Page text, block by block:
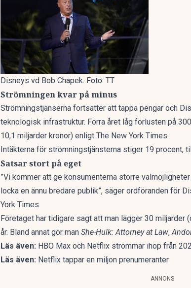
Disneys vd Bob Chapek. Foto: TT
Strömningen kvar på minus
Strömningstjänserna fortsätter att tappa pengar och
teknologisk infrastruktur. Förra året låg förlusten på
10,1 miljarder kronor) enligt The New York Times.
Intäkterna för strömningstjänsterna stiger 19 procent,
Satsar stort på eget
”Vi kommer att ge konsumenterna större
locka en ännu bredare publik”, säger ordföranden för
York Times.
Företaget har tidigare sagt att man lägger 30
år. Bland annat gör man She-Hulk: Attorney at Law,
Läs även: HBO Max och Netflix strömmar ihop från
Läs även: Netflix tappar en miljon prenumeranter
ANNONS